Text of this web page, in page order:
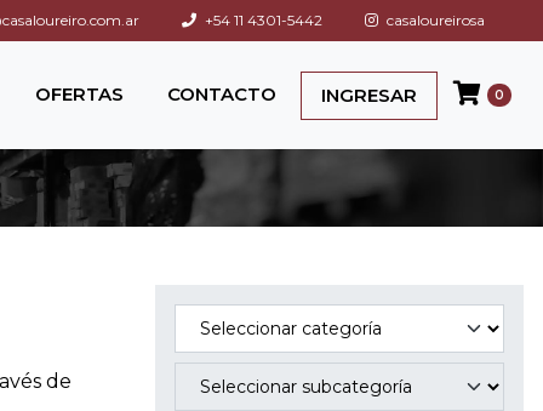
+54 11 4301-5442 casaloureirosa
OFERTAS CONTACTO INGRESAR 0
de